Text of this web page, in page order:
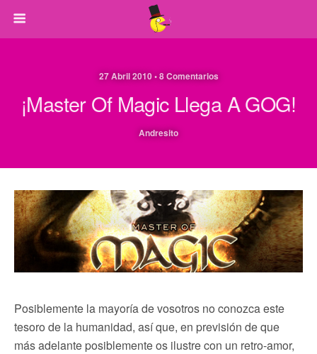
27 Abril 2010 • 8 Comentarios
¡Master Of Magic Llega A GOG!
Andresito
Posiblemente la mayoría de vosotros no conozca este
tesoro de la humanidad, así que, en previsión de que
más adelante posiblemente os ilustre con un retro-amor,